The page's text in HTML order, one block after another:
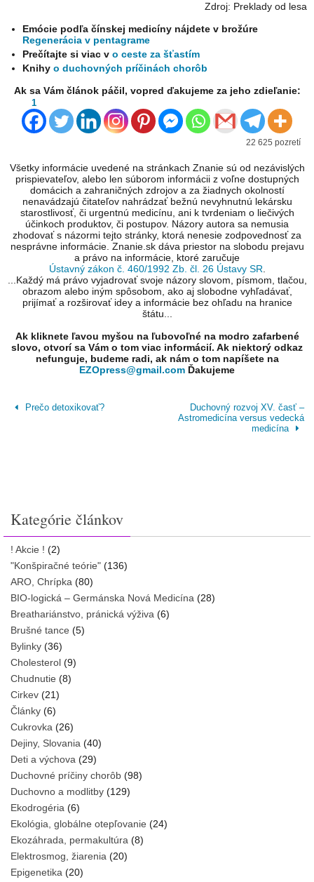
Zdroj: Preklady od lesa
Emócie podľa čínskej medicíny nájdete v brožúre
Regenerácia v pentagrame
Prečítajte si viac vo ceste za šťastím
Knihyo duchovných príčinách chorôb
Ak sa Vám článok páčil, vopred ďakujeme za jeho zdieľanie:
1
22 625 pozretí
Všetky informácie uvedené na stránkach Znanie sú od nezávislých
prispievateľov, alebo len súborom informácii z voľne dostupných
domácich a zahraničných zdrojov a za žiadnych okolností
nenavádzajú čitateľov nahrádzať bežnú nevyhnutnú lekársku
starostlivosť, či urgentnú medicínu, ani k tvrdeniam o liečivých
účinkoch produktov, či postupov. Názory autora sa nemusia
zhodovať s názormi tejto stránky, ktorá nenesie zodpovednosť za
nesprávne informácie. Znanie.sk dáva priestor na slobodu prejavu
a právo na informácie, ktoré zaručuje
Ústavný zákon č. 460/1992 Zb. čl. 26 Ústavy SR.
...Každý má právo vyjadrovať svoje názory slovom, písmom, tlačou,
obrazom alebo iným spôsobom, ako aj slobodne vyhľadávať,
prijímať a rozširovať idey a informácie bez ohľadu na hranice
štátu...
Ak kliknete ľavou myšou na ľubovoľné na modro zafarbené
slovo, otvorí sa Vám o tom viac informácií. Ak niektorý odkaz
nefunguje, budeme radi, ak nám o tom napíšete na
EZOpress@gmail.com Ďakujeme
Prečo detoxikovať?
Duchovný rozvoj XV. časť –
Astromedicína versus vedecká
medicína
Kategórie článkov
! Akcie ! (2)
"Konšpiračné teórie" (136)
ARO, Chrípka (80)
BIO-logická – Germánska Nová Medicína (28)
Breathariánstvo, pránická výživa (6)
Brušné tance (5)
Bylinky (36)
Cholesterol (9)
Chudnutie (8)
Cirkev (21)
Články (6)
Cukrovka (26)
Dejiny, Slovania (40)
Deti a výchova (29)
Duchovné príčiny chorôb (98)
Duchovno a modlitby (129)
Ekodrogéria (6)
Ekológia, globálne otepľovanie (24)
Ekozáhrada, permakultúra (8)
Elektrosmog, žiarenia (20)
Epigenetika (20)